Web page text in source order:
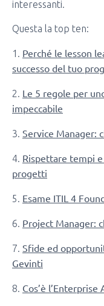
interessanti.
Questa la top ten:
1. Perché le lesson
successo del tuo
2. Le 5 regole per
impeccabile
3. Service Manager:
4. Rispettare tempi
progetti
5. Esame ITIL 4
6. Project Manager:
7. Sfide ed
Gevinti
8. Cos’è